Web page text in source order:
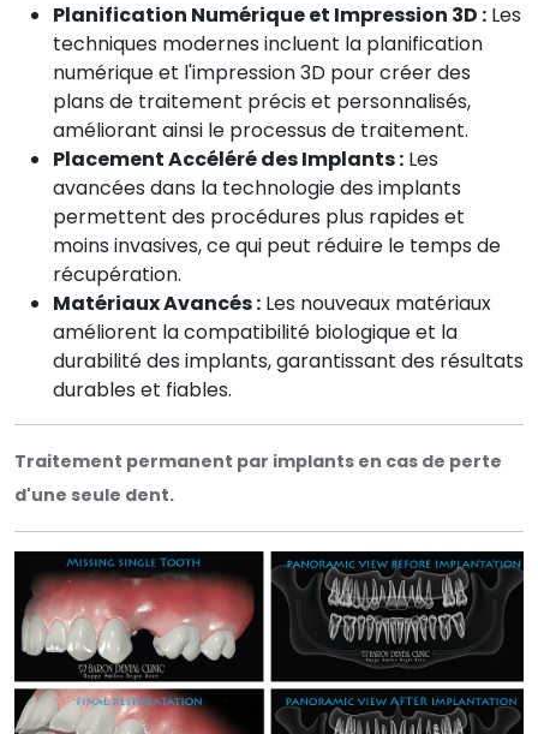
Planification Numérique et Impression 3D : Les
techniques modernes incluent la planification
numérique et l'impression 3D pour créer des
plans de traitement précis et personnalisés,
améliorant ainsi le processus de traitement.
Placement Accéléré des Implants : Les
avancées dans la technologie des implants
permettent des procédures plus rapides et
moins invasives, ce qui peut réduire le temps de
récupération.
Matériaux Avancés : Les nouveaux matériaux
améliorent la compatibilité biologique et la
durabilité des implants, garantissant des résultats
durables et fiables.
Traitement permanent par implants en cas de perte
d'une seule dent.